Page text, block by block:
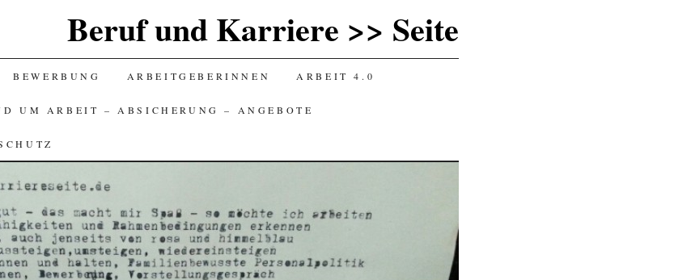
Beruf und Karriere >> Seite
BEWERBUNG ARBEITGEBERINNEN ARBEIT 4.0
UM ARBEIT – ABSICHERUNG – ANGEBOTE